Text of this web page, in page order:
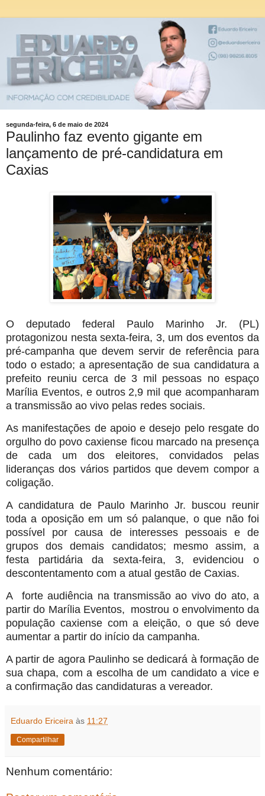
segunda-feira, 6 de maio de 2024
Paulinho faz evento gigante em
lançamento de pré-candidatura em
Caxias
O deputado federal Paulo Marinho Jr. (PL)
protagonizou nesta sexta-feira, 3, um dos eventos da
pré-campanha que devem servir de referência para
todo o estado; a apresentação de sua candidatura a
prefeito reuniu cerca de 3 mil pessoas no espaço
Marília Eventos, e outros 2,9 mil que acompanharam
a transmissão ao vivo pelas redes sociais.
As manifestações de apoio e desejo pelo resgate do
orgulho do povo caxiense ficou marcado na presença
de cada um dos eleitores, convidados pelas
lideranças dos vários partidos que devem compor a
coligação.
A candidatura de Paulo Marinho Jr. buscou reunir
toda a oposição em um só palanque, o que não foi
possível por causa de interesses pessoais e de
grupos dos demais candidatos; mesmo assim, a
festa partidária da sexta-feira, 3, evidenciou o
descontentamento com a atual gestão de Caxias.
A
forte audiência na transmissão ao vivo do ato, a
partir do Marília Eventos, mostrou o envolvimento da
população caxiense com a eleição, o que só deve
aumentar a partir do início da campanha.
A partir de agora Paulinho se dedicará à formação de
sua chapa, com a escolha de um candidato a vice e
a confirmação das candidaturas a vereador.
Eduardo Ericeira às 11:27
Compartilhar
Nenhum comentário: